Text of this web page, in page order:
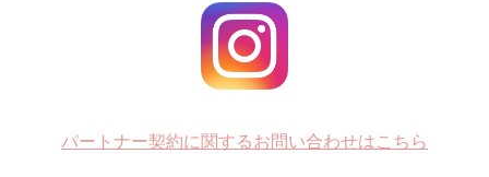
パートナー契約に関するお問い合わせはこちら